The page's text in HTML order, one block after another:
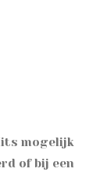
mogelijk
of bij een